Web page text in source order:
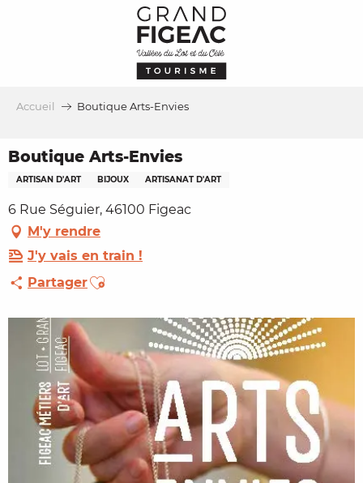
Accueil Boutique Arts-Envies
Boutique Arts-Envies
ARTISAN D'ART BIJOUX ARTISANAT D'ART
6 Rue Séguier, 46100 Figeac
M'y rendre
J'y vais en train !
PartagerAjouter aux favoris